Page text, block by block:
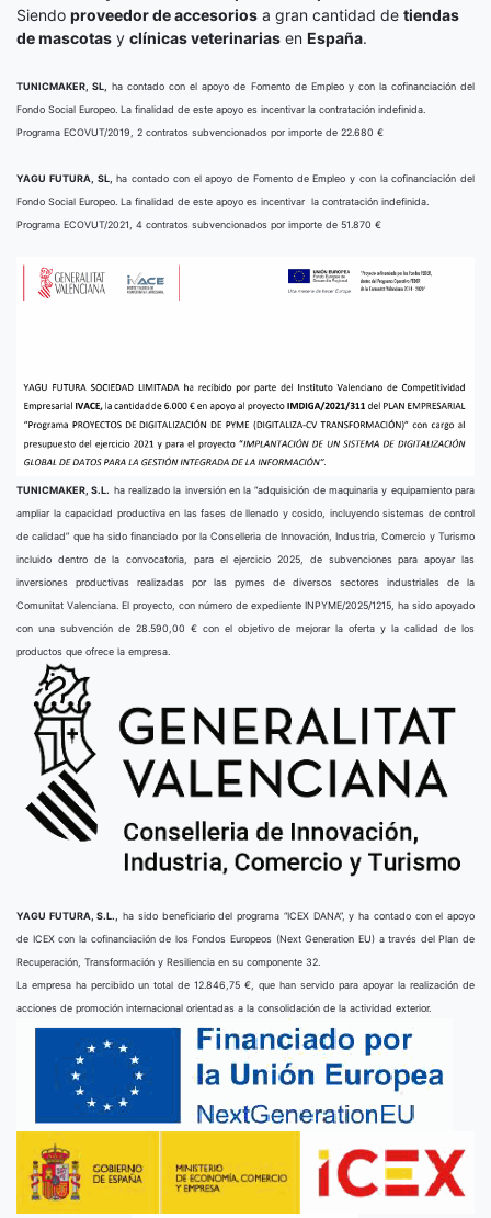
Siendo proveedor de accesorios a gran cantidad de tiendas
de mascotas y clínicas veterinarias en España.
TUNICMAKER, SL,
ha contado con el apoyo de Fomento de Empleo y con la cofinanciación del
Fondo Social Europeo. La finalidad de este apoyo es incentivar la contratación indefinida.
Programa ECOVUT/2019, 2 contratos subvencionados por importe de 22.680 €
YAGU FUTURA, SL,
ha contado con el apoyo de Fomento de Empleo y con la cofinanciación del
Fondo Social Europeo. La finalidad de este apoyo es incentivar la contratación indefinida.
Programa ECOVUT/2021, 4 contratos subvencionados por importe de 51.870 €
TUNICMAKER, S.L. ha realizado la inversión en la “adquisición de maquinaria y equipamiento para
ampliar la capacidad productiva en las fases de llenado y cosido, incluyendo sistemas de control
de calidad” que ha sido financiado por la Conselleria de Innovación, Industria, Comercio y Turismo
incluido dentro de la convocatoria, para el ejercicio 2025, de subvenciones para apoyar las
inversiones productivas realizadas por las pymes de diversos sectores industriales de la
Comunitat Valenciana. El proyecto, con número de expediente INPYME/2025/1215, ha sido apoyado
con una subvención de 28.590,00 € con el objetivo de mejorar la oferta y la calidad de los
productos que ofrece la empresa.
YAGU FUTURA, S.L., ha sido beneficiario del programa “ICEX DANA”, y ha contado con el apoyo
de ICEX con la cofinanciación de los Fondos Europeos (Next Generation EU) a través del Plan de
Recuperación, Transformación y Resiliencia en su componente 32.
La empresa ha percibido un total de 12.846,75 €, que han servido para apoyar la realización de
acciones de promoción internacional orientadas a la consolidación de la actividad exterior.